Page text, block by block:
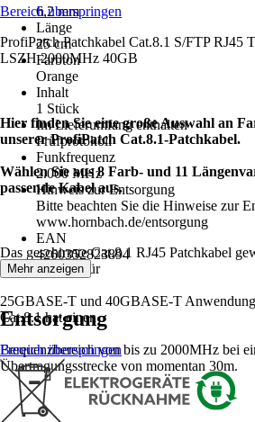
6,2 mm
Länge
25 cm
Farbton
Orange
Inhalt
1 Stück
Im Lieferumfang enthalten
Prüfprotokoll
Funkfrequenz
2.000 MHz
Hinweis zur Entsorgung
Bitte beachten Sie die Hinweise zur
www.hornbach.de/entsorgung
EAN
4260352823894
Bereich überspringen
ProfiPatch Patchkabel Cat.8.1 S/FTP RJ45
LSZH 2000MHz 40GB
Hier finden Sie eine große Auswahl an
unserer ProfiPatch Cat.8.1-Patchkabel.
Wählen Sie aus 8 Farb- und 11
passende Kabel aus.
Das geschirmte Cat.8.1 RJ45 Patchkabel
Eigenschaften für
25GBASE-T und 40GBASE-T
Cat.8.1 hat einen
Frequenzbereich von bis zu 2000MHz bei
Übertragungsstrecke von momentan 30m.
Mehr anzeigen
Entsorgung
Bereich überspringen